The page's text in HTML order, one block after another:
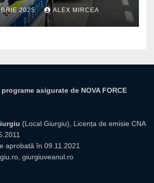
Mihăilești
2025 ALEX MIRCEA
asigurate de NOVA FORCE
(Local Giurgiu), Licența de emisie CNA
aprobată în 09.11.2021
giurgiuveanul.ro